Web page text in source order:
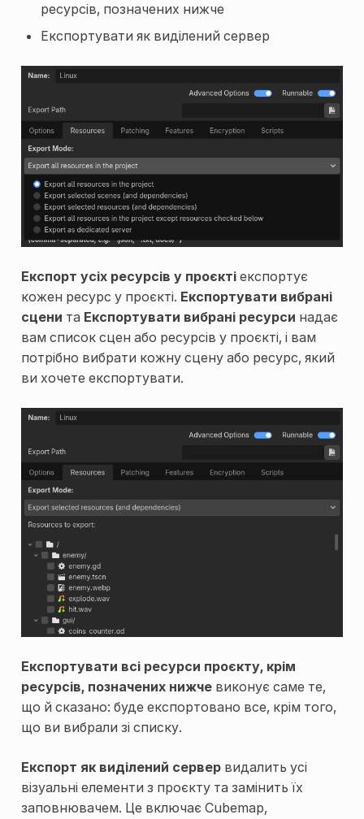
ресурсів, позначених нижче
Експортувати як виділений сервер
Експорт усіх ресурсів у проєктіекспортує
кожен ресурс у проєкті. Експортувати вибрані
сцени та Експортувати вибрані ресурси надає
вам список сцен або ресурсів у проєкті, і вам
потрібно вибрати кожну сцену або ресурс, який
ви хочете експортувати.
Експортувати всі ресурси проєкту, крім
ресурсів, позначених нижчевиконує саме те,
що й сказано: буде експортовано все, крім того,
що ви вибрали зі списку.
Експорт як виділений сервервидалить усі
візуальні елементи з проєкту та замінить їх
заповнювачем. Це включає Cubemap,